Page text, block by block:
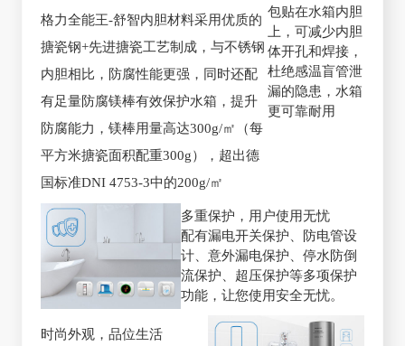
格力全能王-舒智内胆材料采用优质的
搪瓷钢+先进搪瓷工艺制成，与不锈钢
内胆相比，防腐性能更强，同时还配
有足量防腐镁棒有效保护水箱，提升
防腐能力，镁棒用量高达300g/㎡（每
平方米搪瓷面积配重300g），超出德
国标准DNI 4753-3中的200g/㎡
包贴在水箱内胆
上，可减少内胆
体开孔和焊接，
杜绝感温盲管泄
漏的隐患，水箱
更可靠耐用
多重保护，用户使用无忧
配有漏电开关保护、防电管设
计、意外漏电保护、停水防倒
流保护、超压保护等多项保护
功能，让您使用安全无忧。
时尚外观，品位生活